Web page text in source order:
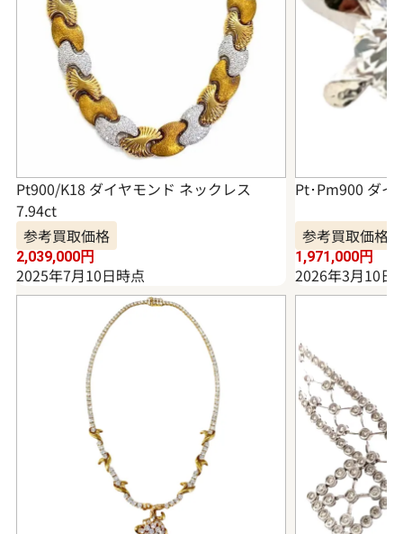
Pt900/K18 ダイヤモンド ネックレス
7.94ct
参考買取価格
2,039,000円
2025年7月10日時点
Pt･Pm900 ダイ
参考買取価格
1,971,000円
2026年3月10日